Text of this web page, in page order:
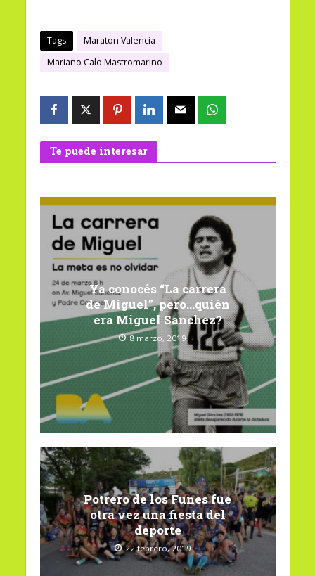
Tags
Maraton Valencia
Mariano Calo Mastromarino
Te puede interesar
Ya conocés “La carrera
de Miguel”, pero…quién
era Miguel Sanchez?
8 marzo, 2019
Potrero de los Funes fue
otra vez una fiesta del
deporte
22 febrero, 2019